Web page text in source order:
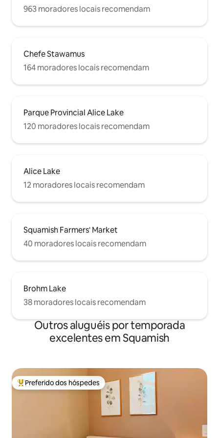
963 moradores locais recomendam
Chefe Stawamus
164 moradores locais recomendam
Parque Provincial Alice Lake
120 moradores locais recomendam
Alice Lake
12 moradores locais recomendam
Squamish Farmers' Market
40 moradores locais recomendam
Brohm Lake
38 moradores locais recomendam
Outros aluguéis por temporada
excelentes em Squamish
Entre os melhores preferidos dos hóspedes
Preferido dos hóspedes